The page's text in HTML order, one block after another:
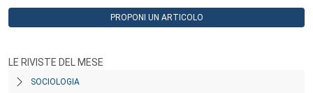
PROPONI UN ARTICOLO
LE RIVISTE DEL MESE
SOCIOLOGIA